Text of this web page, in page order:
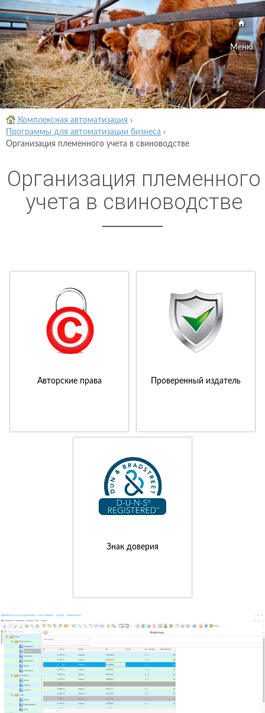
Меню
Комплексная автоматизация ›
Программы для автоматизации бизнеса ›
Организация племенного учета в свиноводстве
Организация племенного
учета в свиноводстве
Авторские права Проверенный издатель
Знак доверия